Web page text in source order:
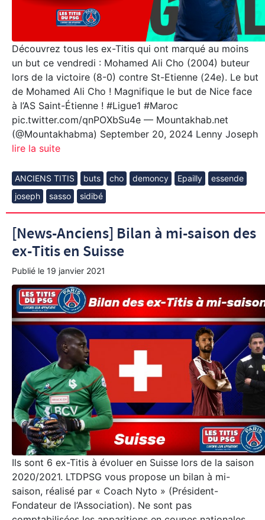
Découvrez tous les ex-Titis qui ont marqué au moins
un but ce vendredi : Mohamed Ali Cho (2004) buteur
lors de la victoire (8-0) contre St-Etienne (24e). Le but
de Mohamed Ali Cho ! Magnifique le but de Nice face
à l’AS Saint-Étienne ! #Ligue1 #Maroc
pic.twitter.com/qnPOXbSu4e — Mountakhab.net
(@Mountakhabma) September 20, 2024 Lenny Joseph
lire la suite
ANCIENS TITIS buts cho demoncy Epailly
essende
joseph
sasso sidibé
[News-Anciens] Bilan à mi-saison des
ex-Titis en Suisse
Publié le 19 janvier 2021
Ils sont 6 ex-Titis à évoluer en Suisse lors de la saison
2020/2021. LTDPSG vous propose un bilan à mi-
saison, réalisé par « Coach Nyto » (Président-
Fondateur de l’Association). Ne sont pas